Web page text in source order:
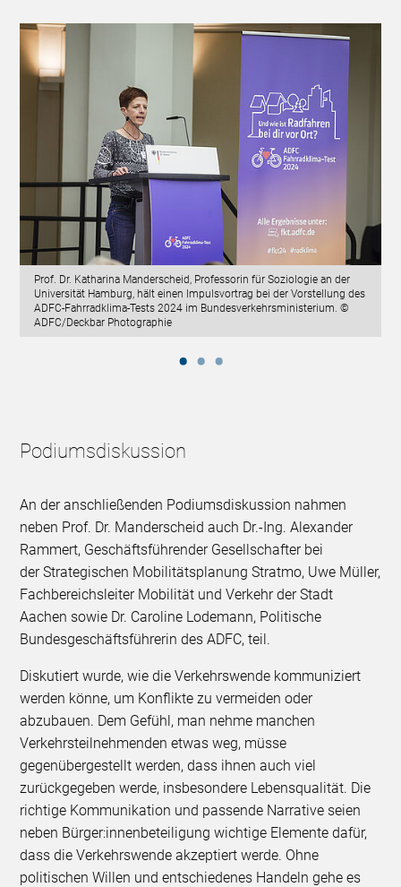
Prof. Dr. Katharina Manderscheid, Professorin für Soziologie an der
Universität Hamburg, hält einen Impulsvortrag bei der Vorstellung des
ADFC-Fahrradklima-Tests 2024 im Bundesverkehrsministerium. ©
ADFC/Deckbar Photographie
Podiumsdiskussion
An der anschließenden Podiumsdiskussion nahmen
neben Prof. Dr. Manderscheid auch Dr.-Ing. Alexander
Rammert, Geschäftsführender Gesellschafter bei
der Strategischen Mobilitätsplanung Stratmo, Uwe Müller,
Fachbereichsleiter Mobilität und Verkehr der Stadt
Aachen sowie Dr. Caroline Lodemann, Politische
Bundesgeschäftsführerin des ADFC, teil.
Diskutiert wurde, wie die Verkehrswende kommuniziert
werden könne, um Konflikte zu vermeiden oder
abzubauen. Dem Gefühl, man nehme manchen
Verkehrsteilnehmenden etwas weg, müsse
gegenübergestellt werden, dass ihnen auch viel
zurückgegeben werde, insbesondere Lebensqualität. Die
richtige Kommunikation und passende Narrative seien
neben Bürger:innenbeteiligung wichtige Elemente dafür,
dass die Verkehrswende akzeptiert werde. Ohne
politischen Willen und entschiedenes Handeln gehe es